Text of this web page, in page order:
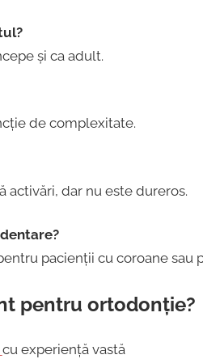
și ca adult.
de complexitate.
activări, dar nu este dureros.
pacienții cu coroane sau
pentru ortodonție?
cu experiență vastă